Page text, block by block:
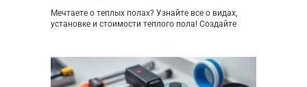
Мечтаете о теплых полах? Узнайте все о видах,
установке и стоимости теплого пола! Создайте